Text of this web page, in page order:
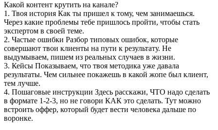
Какой контент крутить на канале?
1. Твоя история Как ты пришел к тому, чем занимаешься.
Через какие проблемы тебе пришлось пройти, чтобы стать
экспертом в своей теме.
2. Частые ошибки Разбор типовых ошибок, которые
совершают твои клиенты на пути к результату. Не
выдумываем, пишем из реальных случаев в жизни.
3. Кейсы Показываем, что твоя методика уже давала
результаты. Чем сильнее покажешь в какой жопе был клиент,
тем лучше.
4. Пошаговые инструкции Здесь расскажи, ЧТО надо сделать
в формате 1-2-3, но не говори КАК это сделать. Тут можно
встроить оффер, который будет вести человека дальше по
воронке.